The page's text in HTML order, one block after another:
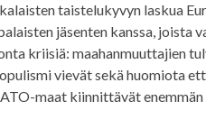
taistelukyvyn laskua
jäsenten kanssa, joista
kriisiä: maahanmuuttajien
vievät sekä huomiota
maat kiinnittävät enemmän